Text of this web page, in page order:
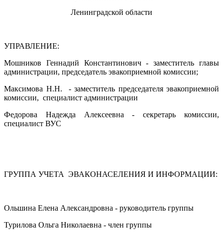
Ленинградской области
УПРАВЛЕНИЕ:
Мошников Геннадий Константинович - заместитель главы
администрации, председатель эвакоприемной комиссии;
Максимова Н.Н. - заместитель председателя эвакоприемной
комиссии, специалист администрации
Федорова Надежда Алексеевна - секретарь комиссии,
специалист ВУС
ГРУППА УЧЕТА ЭВАКОНАСЕЛЕНИЯ И ИНФОРМАЦИИ:
Ольшина Елена Александровна - руководитель группы
Турилова Ольга Николаевна - член группы